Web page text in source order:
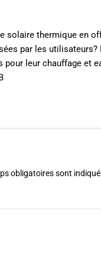
solaire thermique en
par les
leur chauffage et
obligatoires sont